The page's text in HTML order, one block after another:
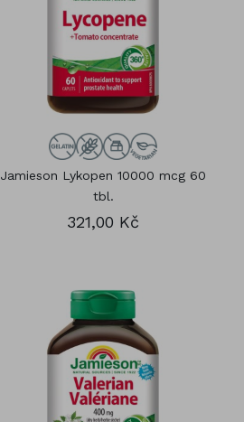
Jamieson Lykopen 10000 mcg 60
tbl.
321,00 Kč